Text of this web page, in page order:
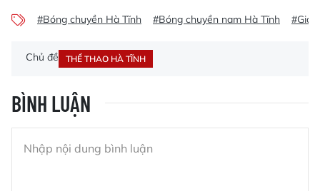
#Bóng chuyền Hà Tĩnh #Bóng chuyền nam Hà Tĩnh #Giải
Chủ đề THỂ THAO HÀ TĨNH
BÌNH LUẬN